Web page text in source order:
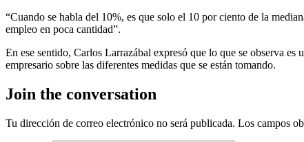
“Cuando se habla del 10%, es que solo el 10 por ciento de la
empleo en poca cantidad”.
En ese sentido, Carlos Larrazábal expresó que lo que se observa
empresario sobre las diferentes medidas que se están tomando.
Join the conversation
Tu dirección de correo electrónico no será publicada. Los campos